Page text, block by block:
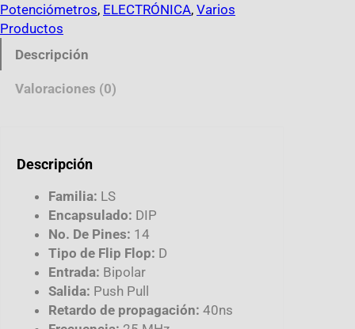
Potenciómetros, ELECTRÓNICA, Varios
Productos
Descripción
Valoraciones (0)
Descripción
Familia: LS
Encapsulado: DIP
No. De Pines: 14
Tipo de Flip Flop: D
Entrada: Bipolar
Salida: Push Pull
Retardo de propagación: 40ns